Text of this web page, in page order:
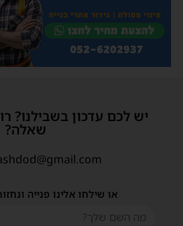
יש לכם עדכון בשבילנו?
שאלה?
או שילחו אלינו פנייה